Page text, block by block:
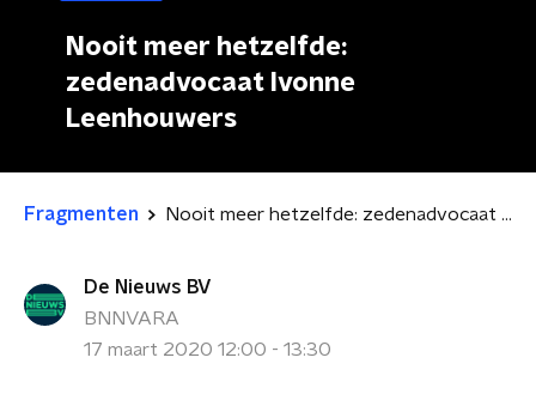
Nooit meer hetzelfde:
zedenadvocaat Ivonne
Leenhouwers
Fragmenten Nooit meer hetzelfde: zedenadvocaat Ivonne Leenhouwers
De Nieuws BV
BNNVARA
17 maart 2020 12:00 - 13:30